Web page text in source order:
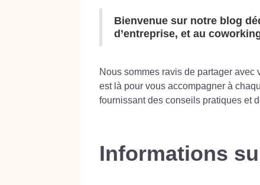
Bienvenue sur notre blog
d’entreprise, et au
Nous sommes ravis de partager
est là pour vous accompagner à
fournissant des conseils pratiques et
Informations